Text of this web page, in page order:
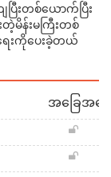
ပြီးတစ်ယောက်ပြီး
မိန်းမကြီးတစ်
ကိုပေးခဲ့တယ်
အခြေအနေ